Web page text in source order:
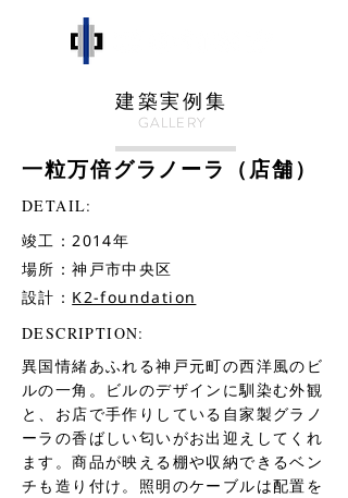
​一粒万倍グラノーラ（店舗）
建築実例集
GALLERY
DETAIL:
竣工：2014年
場所：神戸市中央区
設計： K2-foundation
DESCRIPTION:
異国情緒あふれる神戸元町の西洋風のビ
ルの一角。ビルのデザインに馴染む外観
と、お店で手作りしている自家製グラノ
ーラの香ばしい匂いがお出迎えしてくれ
ます。商品が映える棚や収納できるベン
チも造り付け。照明のケーブルは配置を